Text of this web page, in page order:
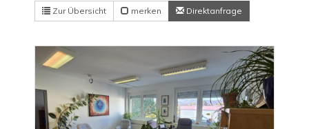
Zur Übersicht merken Direktanfrage